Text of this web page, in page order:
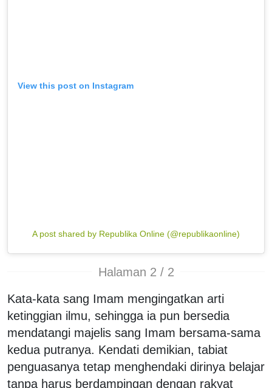
View this post on Instagram
A post shared by Republika Online (@republikaonline)
Halaman 2 / 2
Kata-kata sang Imam mengingatkan arti
ketinggian ilmu, sehingga ia pun bersedia
mendatangi majelis sang Imam bersama-sama
kedua putranya. Kendati demikian, tabiat
penguasanya tetap menghendaki dirinya belajar
tanpa harus berdampingan dengan rakyat